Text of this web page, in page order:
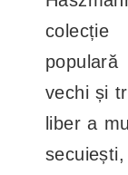
colecție
vechi și
liber a